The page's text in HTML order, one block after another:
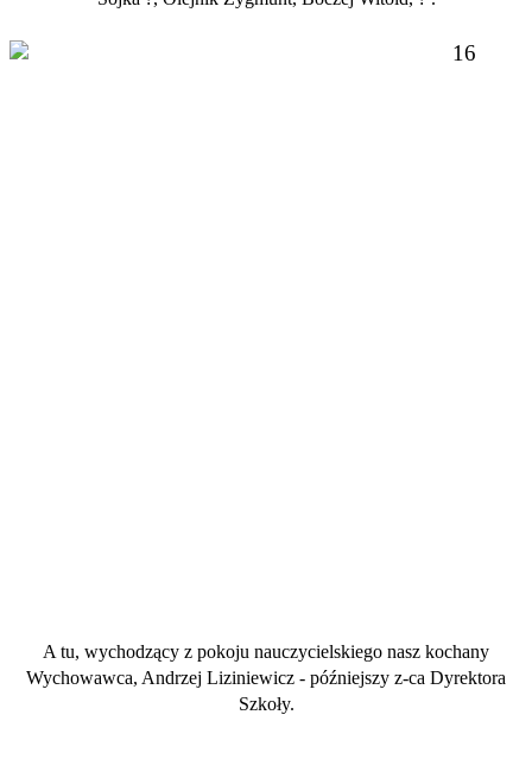
A tu, wychodzący z pokoju nauczycielskiego nasz kochany
Wychowawca, Andrzej Liziniewicz - późniejszy z-ca Dyrektora
Szkoły.